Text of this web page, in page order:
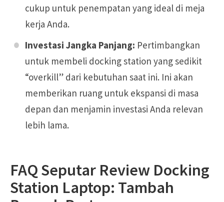
cukup untuk penempatan yang ideal di meja
kerja Anda.
Investasi Jangka Panjang: Pertimbangkan
untuk membeli docking station yang sedikit
“overkill” dari kebutuhan saat ini. Ini akan
memberikan ruang untuk ekspansi di masa
depan dan menjamin investasi Anda relevan
lebih lama.
FAQ Seputar Review Docking
Station Laptop: Tambah